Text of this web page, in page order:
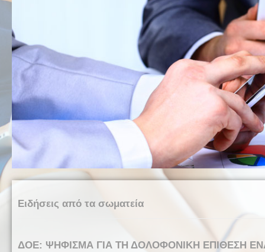
Ειδήσεις από τα σωματεία
ΔΟΕ: ΨΗΦΙΣΜΑ ΓΙΑ ΤΗ ΔΟΛΟΦΟΝΙΚΗ ΕΠΙΘΕΣΗ